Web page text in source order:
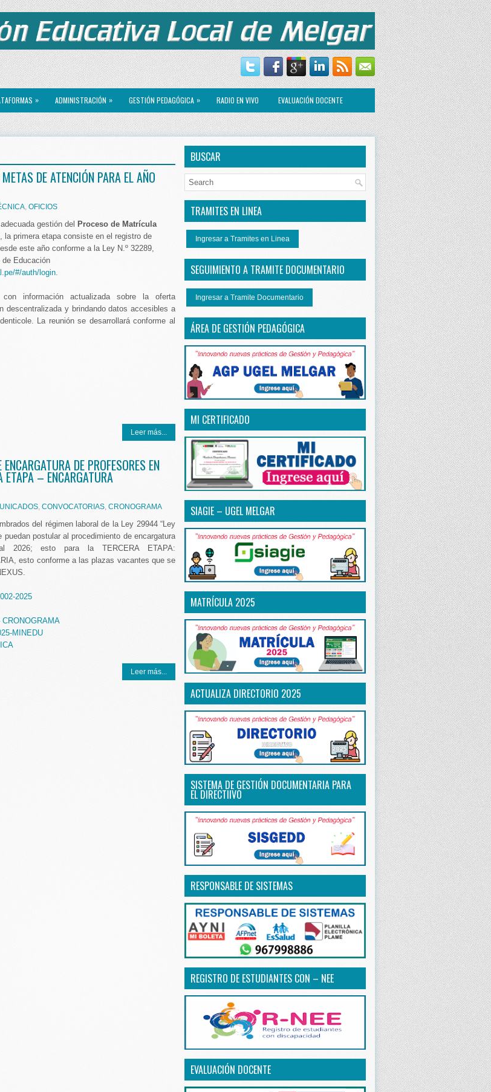
» ADMINISTRACIÓN » GESTIÓN PEDAGÓGICA » RADIO EN VIVO EVALUACIÓN DOCENTE
DE ATENCIÓN PARA EL AÑO
OFICIOS
gestión del Proceso de Matrícula
la primera etapa consiste en el registro de
este año conforme a la Ley N.º 32289,
de Educación
#/auth/login
información actualizada sobre la oferta
descentralizada y brindando datos accesibles a
La reunión se desarrollará conforme al
Leer más...
DE PROFESORES EN
ETAPA – ENCARGATURA
CONVOCATORIAS CRONOGRAMA
del régimen laboral de la Ley 29944 “Ley
puedan postular al procedimiento de encargatura
2026; esto para la TERCERA ETAPA:
esto conforme a las plazas vacantes que se
2025
CRONOGRAMA
MINEDU
Leer más...
BUSCAR
TRAMITES EN LINEA
Ingresar a Tramites en Linea
SEGUIMIENTO A TRAMITE DOCUMENTARIO
Ingresar a Tramite Documentario
ÁREA DE GESTIÓN PEDAGÓGICA
MI CERTIFICADO
SIAGIE – UGEL MELGAR
MATRÍCULA 2025
ACTUALIZA DIRECTORIO 2025
SISTEMA DE GESTIÓN DOCUMENTARIA PARA
EL DIRECTIIVO
RESPONSABLE DE SISTEMAS
REGISTRO DE ESTUDIANTES CON – NEE
EVALUACIÓN DOCENTE